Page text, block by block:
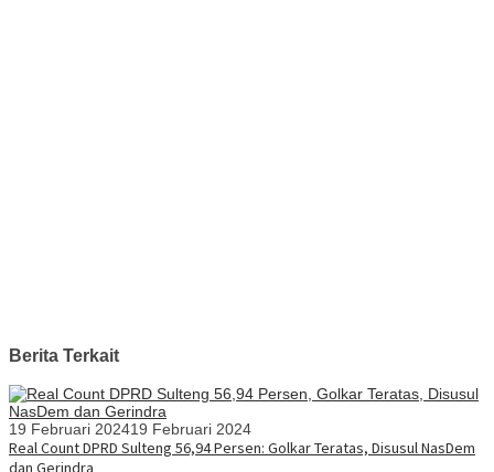
Berita Terkait
19 Februari 202419 Februari 2024
Real Count DPRD Sulteng 56,94 Persen: Golkar Teratas, Disusul NasDem
dan Gerindra